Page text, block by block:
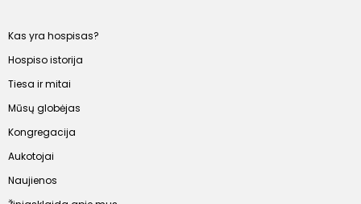
Kas yra hospisas?
Hospiso istorija
Tiesa ir mitai
Mūsų globėjas
Kongregacija
Aukotojai
Naujienos